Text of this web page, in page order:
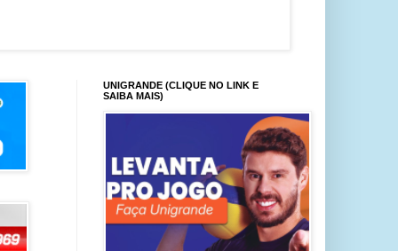
UNIGRANDE (CLIQUE NO LINK E
SAIBA MAIS)